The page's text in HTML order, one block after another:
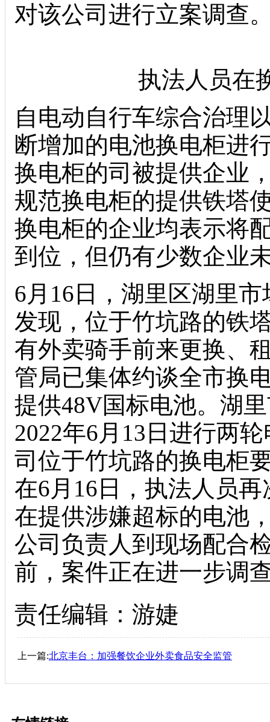
对该公司进行立案调查
执法人员在
自电动自行车综合治理
断增加的电池换电柜进
换电柜的司被提供企业
规范换电柜的提供铁塔
换电柜的企业均表示将
到位，但仍有少数企业
6月16日，湖里区湖里
发现，位于竹坑路的铁
有外卖骑手前来更换、
管局已集体约谈全市换
提供48V国标电池。湖
2022年6月13日进行两
司位于竹坑路的换电柜
在6月16日，执法人员
在提供涉嫌超标的电池
公司负责人到现场配合
前，案件正在进一步调
责任编辑：游婕
上一篇:北京丰台：加强餐饮企业外卖食品安全监管